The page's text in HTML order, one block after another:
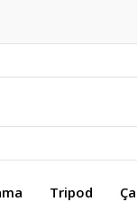
Tripod